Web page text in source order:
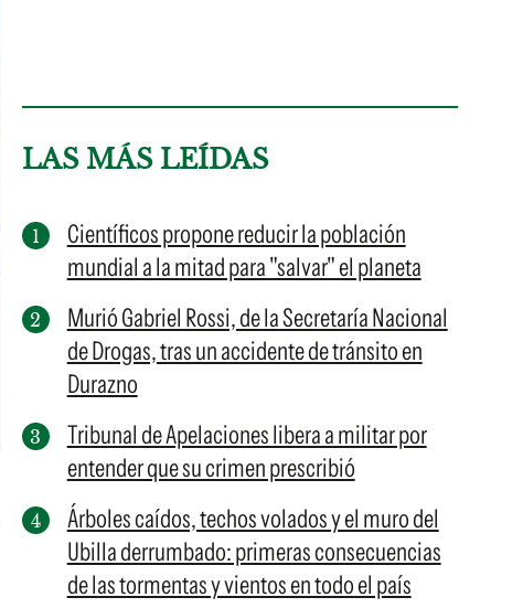
LAS MÁS LEÍDAS
Científicos propone reducir la población
mundial a la mitad para "salvar" el planeta
Murió Gabriel Rossi, de la Secretaría Nacional
de Drogas, tras un accidente de tránsito en
Durazno
Tribunal de Apelaciones libera a militar por
entender que su crimen prescribió
Árboles caídos, techos volados y el muro del
Ubilla derrumbado: primeras consecuencias
de las tormentas y vientos en todo el país